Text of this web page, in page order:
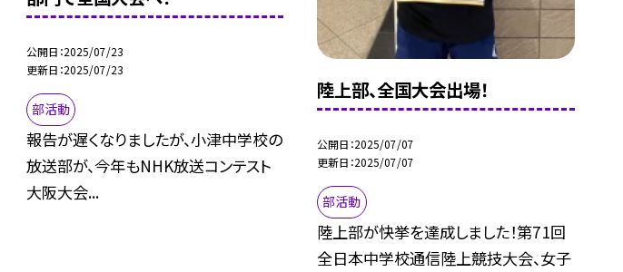
公開日 2025/07/23
更新日 2025/07/23
部活動
報告が遅くなりましたが、小津中学校の
放送部が、今年もNHK放送コンテスト
大阪大会...
陸上部、全国大会出場！
公開日 2025/07/07
更新日 2025/07/07
部活動
陸上部が快挙を達成しました！第71回
全日本中学校通信陸上競技大会、女子